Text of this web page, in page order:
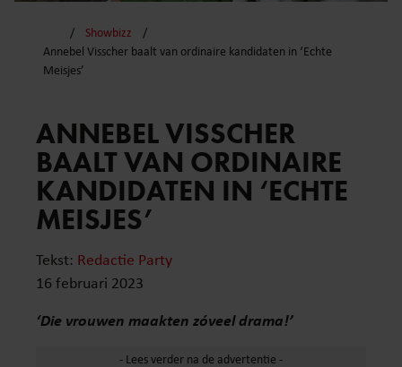
Showbizz
Annebel Visscher baalt van ordinaire kandidaten in ‘Echte
Meisjes’
ANNEBEL VISSCHER
BAALT VAN ORDINAIRE
KANDIDATEN IN ‘ECHTE
MEISJES’
Tekst: Redactie Party
16 februari 2023
‘Die vrouwen maakten zóveel drama!’